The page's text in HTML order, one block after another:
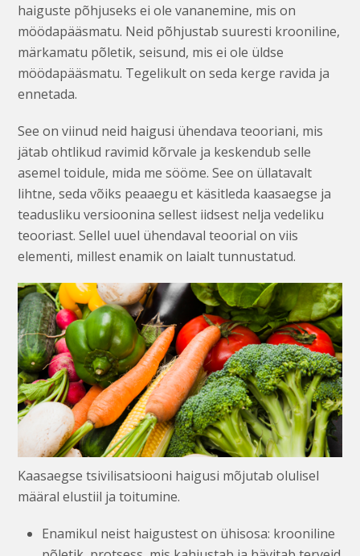
haiguste põhjuseks ei ole vananemine, mis on
möödapääsmatu. Neid põhjustab suuresti krooniline,
märkamatu põletik, seisund, mis ei ole üldse
möödapääsmatu. Tegelikult on seda kerge ravida ja
ennetada.
See on viinud neid haigusi ühendava teooriani, mis
jätab ohtlikud ravimid kõrvale ja keskendub selle
asemel toidule, mida me sööme. See on üllatavalt
lihtne, seda võiks peaaegu et käsitleda kaasaegse ja
teadusliku versioonina sellest iidsest nelja vedeliku
teooriast. Sellel uuel ühendaval teoorial on viis
elementi, millest enamik on laialt tunnustatud.
Kaasaegse tsivilisatsiooni haigusi mõjutab olulisel
määral elustiil ja toitumine.
Enamikul neist haigustest on ühisosa: krooniline